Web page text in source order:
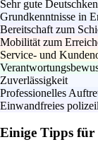
Sehr gute
Grundkenntnisse in
Bereitschaft zum
Mobilität zum
Service- und
Zuverlässigkeit
Professionelles
Einwandfreies
Einige Tipps für